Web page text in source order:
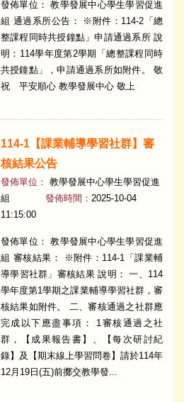
發佈單位： 教學發展中心學生學習促進
組 通過系所公告： ※附件：114-2「總
整課程同時共授鐘點」申請通過系所 說
明：114學年度第2學期「總整課程同時
共授鐘點」，申請通過系所如附件。 敬
祝 平安順心 教學發展中心 敬上
114-1【課業輔導學習社群】審
核結果公告
發佈單位： 教學發展中心學生學習促進
組
發佈時間： 2025-10-04
11:15:00
發佈單位： 教學發展中心學生學習促進
組 審核結果： ※附件：114-1「課業輔
導學習社群」審核結果 說明： 一、114
學年度第1學期之課業輔導學習社群，審
核結果如附件。 二、審核通過之社群應
完成以下應盡事項： 1審核通過之社
群，【成果報告書】、【每次研討紀
錄】及【期末線上學習問卷】請於114年
12月19日(五)前擲交教學發...